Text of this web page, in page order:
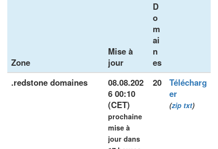
Zone
Mise à
jour
D
o
m
ai
n
es
.redstone domaines
08.08.202
6 00:10
(CET)
prochaine
mise à
jour dans
20
Télécharg
er
(zip txt)